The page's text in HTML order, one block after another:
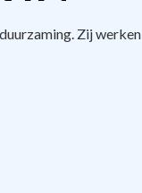
Zij werken